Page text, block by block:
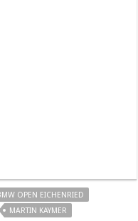
OPEN EICHENRIED
MARTIN KAYMER